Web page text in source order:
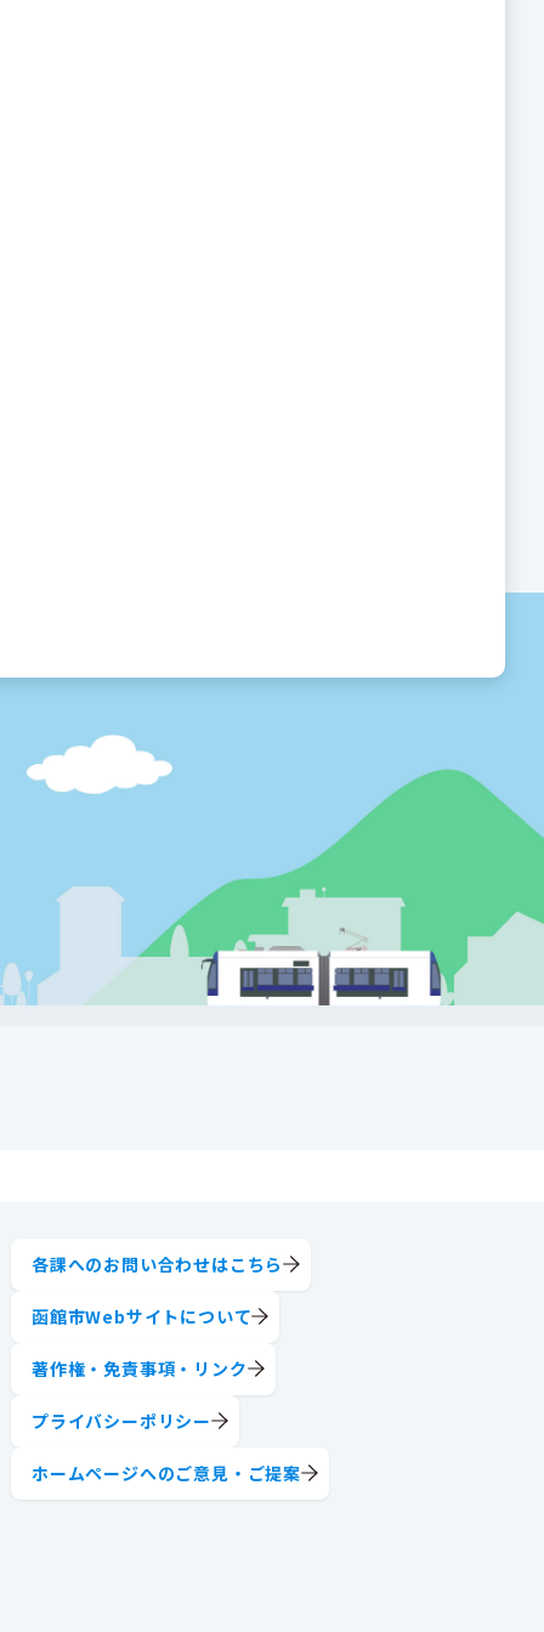
各課へのお問い合わせはこちら
函館市Webサイトについて
著作権・免責事項・リンク
プライバシーポリシー
ホームページへのご意見・ご提案